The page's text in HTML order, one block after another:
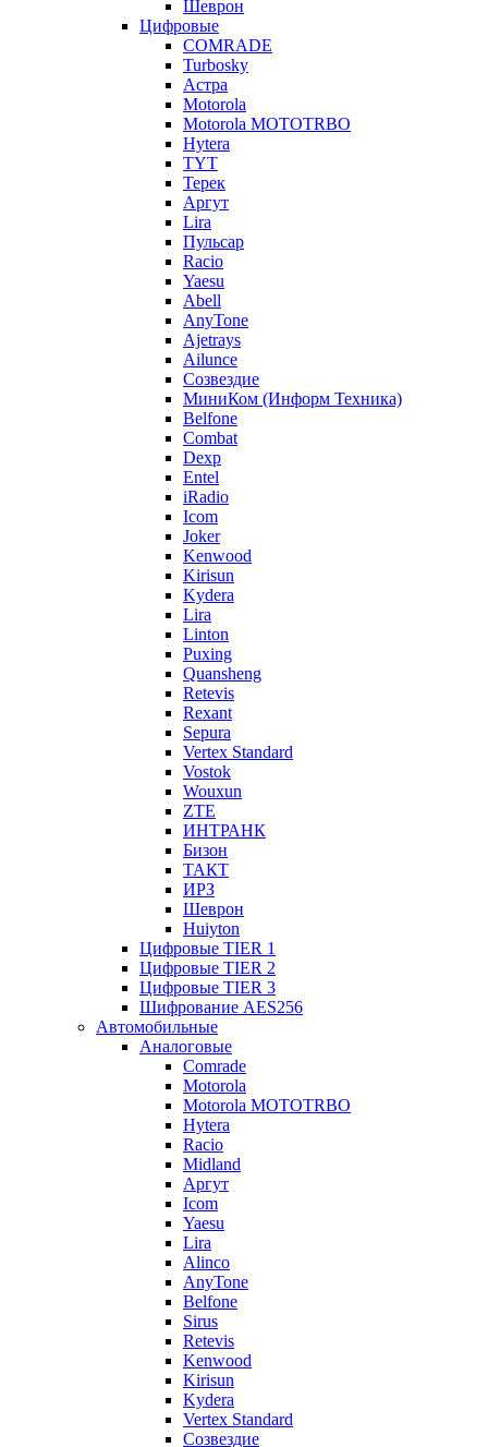
Шеврон
Цифровые
COMRADE
Turbosky
Астра
Motorola
Motorola MOTOTRBO
Hytera
TYT
Терек
Аргут
Lira
Пульсар
Racio
Yaesu
Abell
AnyTone
Ajetrays
Ailunce
Созвездие
МиниКом (Информ Техника)
Belfone
Combat
Dexp
Entel
iRadio
Icom
Joker
Kenwood
Kirisun
Kydera
Lira
Linton
Puxing
Quansheng
Retevis
Rexant
Sepura
Vertex Standard
Vostok
Wouxun
ZTE
ИНТРАНК
Бизон
ТАКТ
ИРЗ
Шеврон
Huiyton
Цифровые TIER 1
Цифровые TIER 2
Цифровые TIER 3
Шифрование AES256
Автомобильные
Аналоговые
Comrade
Motorola
Motorola MOTOTRBO
Hytera
Racio
Midland
Аргут
Icom
Yaesu
Lira
Alinco
AnyTone
Belfone
Sirus
Retevis
Kenwood
Kirisun
Kydera
Vertex Standard
Созвездие